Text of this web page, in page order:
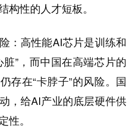
构性的人才短板。
：高性能AI芯片是训练和
”，而中国在高端芯片的
存在“卡脖子”的风险。国
，给AI产业的底层硬件供
性。